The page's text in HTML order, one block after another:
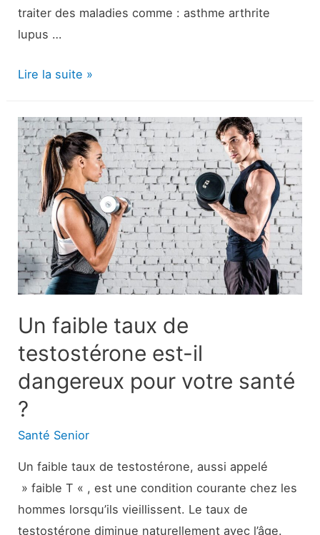
traiter des maladies comme : asthme arthrite
lupus …
Corticostéroïdes
Types,
interactions
et
conseils
pour
minimiser
les
effets
secondaires
Lire la suite »
Un faible taux de
testostérone est-il
dangereux pour votre santé
?
Santé Senior
Un faible taux de testostérone, aussi appelé
» faible T « , est une condition courante chez les
hommes lorsqu’ils vieillissent. Le taux de
testostérone diminue naturellement avec l’âge.